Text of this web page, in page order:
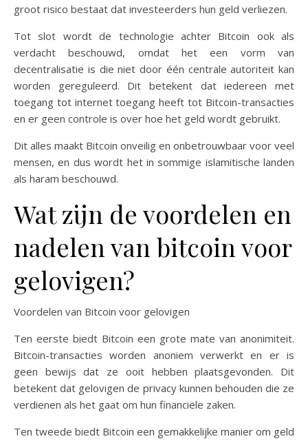
groot risico bestaat dat investeerders hun geld verliezen.
Tot slot wordt de technologie achter Bitcoin ook als
verdacht beschouwd, omdat het een vorm van
decentralisatie is die niet door één centrale autoriteit kan
worden gereguleerd. Dit betekent dat iedereen met
toegang tot internet toegang heeft tot Bitcoin-transacties
en er geen controle is over hoe het geld wordt gebruikt.
Dit alles maakt Bitcoin onveilig en onbetrouwbaar voor veel
mensen, en dus wordt het in sommige islamitische landen
als haram beschouwd.
Wat zijn de voordelen en
nadelen van bitcoin voor
gelovigen?
Voordelen van Bitcoin voor gelovigen
Ten eerste biedt Bitcoin een grote mate van anonimiteit.
Bitcoin-transacties worden anoniem verwerkt en er is
geen bewijs dat ze ooit hebben plaatsgevonden. Dit
betekent dat gelovigen de privacy kunnen behouden die ze
verdienen als het gaat om hun financiële zaken.
Ten tweede biedt Bitcoin een gemakkelijke manier om geld